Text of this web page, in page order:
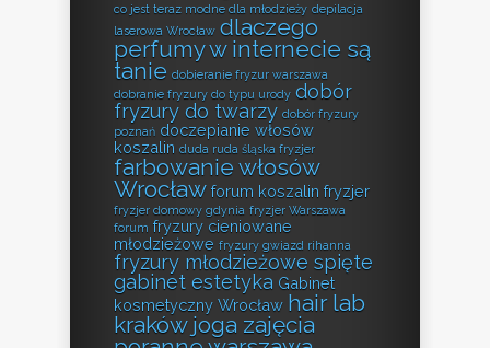
co jest teraz modne dla młodzieży depilacja
laserowa Wrocław dlaczego
perfumy w internecie są
tanie dobieranie fryzur warszawa
dobranie fryzury do typu urody dobór
fryzury do twarzy dobór fryzury
poznań doczepianie włosów
koszalin duda ruda śląska fryzjer
farbowanie włosów
Wrocław forum koszalin fryzjer
fryzjer domowy gdynia fryzjer Warszawa
forum fryzury cieniowane
młodzieżowe fryzury gwiazd rihanna
fryzury młodzieżowe spięte
gabinet estetyka Gabinet
kosmetyczny Wrocław hair lab
kraków joga zajęcia